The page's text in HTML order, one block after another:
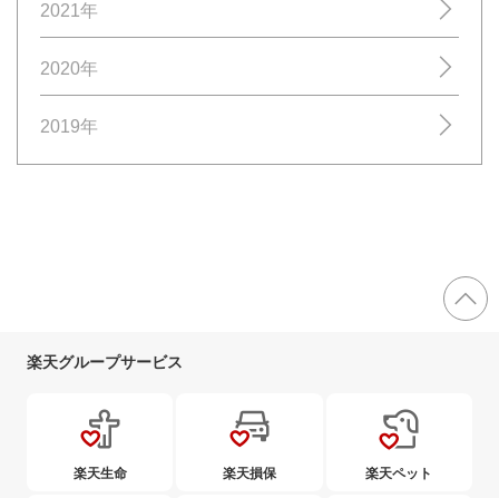
2021年
2020年
2019年
楽天グループサービス
楽天生命 楽天損保 楽天ペット